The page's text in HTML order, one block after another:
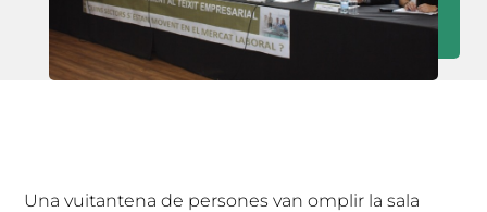
Una vuitantena de persones van omplir la sala